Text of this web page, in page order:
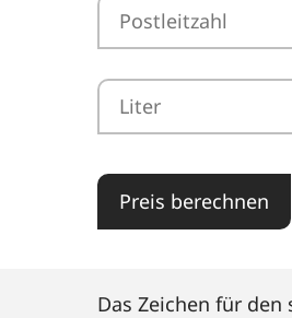
Preis berechnen
Das Zeichen für den